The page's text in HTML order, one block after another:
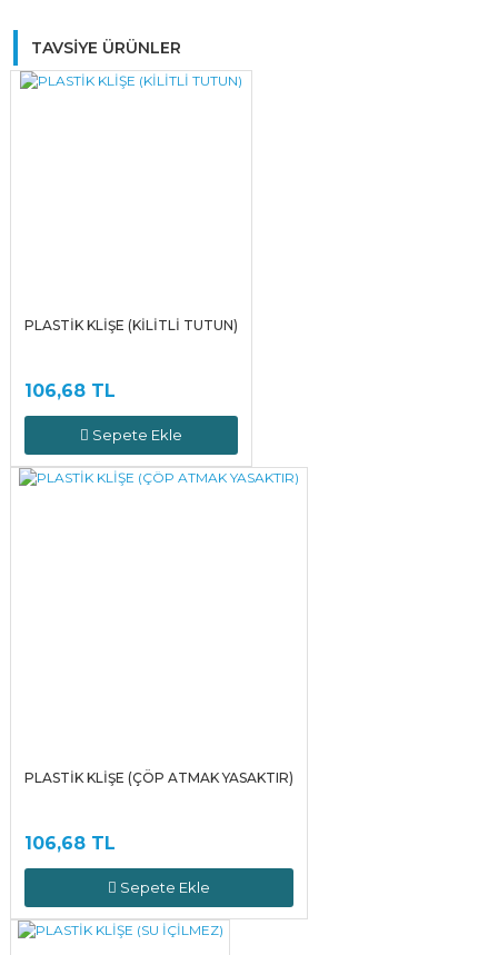
TAVSİYE ÜRÜNLER
PLASTİK KLİŞE (KİLİTLİ TUTUN)
106,68 TL
Sepete Ekle
PLASTİK KLİŞE (ÇÖP ATMAK YASAKTIR)
106,68 TL
Sepete Ekle